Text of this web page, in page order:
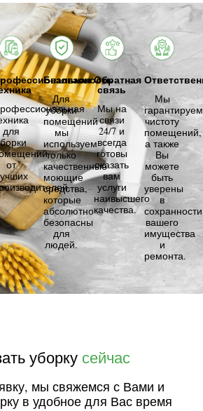
для
от
Безопасность
Для
уборки
помещений
мы
используем
только
качественные
моющие
средства,
которые
абсолютно
безопасны
для
людей.
Обратная
связь
Мы на
связи
24/7 и
всегда
готовы
оказать
вам
услуги
наивысшего
качества.
Мы
гарантируем
чистоту
помещений,
а также
Вы
можете
быть
уверены
в
сохранности
вашего
имущества
и
ремонта.
уборку сейчас
мы свяжемся с Вами и
в удобное для Вас время